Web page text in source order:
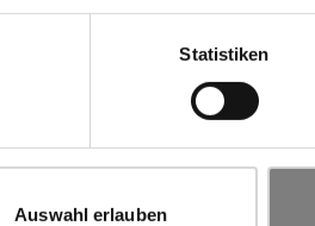
Statistiken
Auswahl erlauben